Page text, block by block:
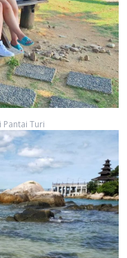
Pantai Turi